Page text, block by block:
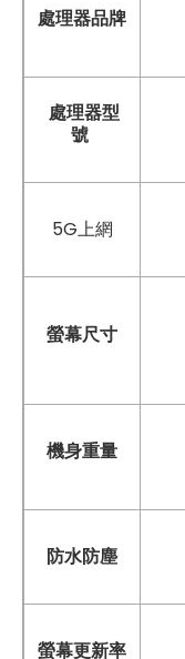
處理器品牌
處理器型
號
5G上網
螢幕尺寸
機身重量
防水防塵
螢幕更新率